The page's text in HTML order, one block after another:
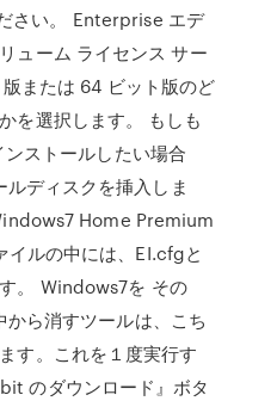
さい。 Enterprise エデ
ューム ライセンス サー
または 64 ビット版のど
を選択します。 もしも
ストールしたい場合
ディスクを挿入しま
Home Premium
イルの中には、EI.cfgと
。 Windows7を その
ら消すツールは、こち
す。これを１度実行す
のダウンロード』ボタ